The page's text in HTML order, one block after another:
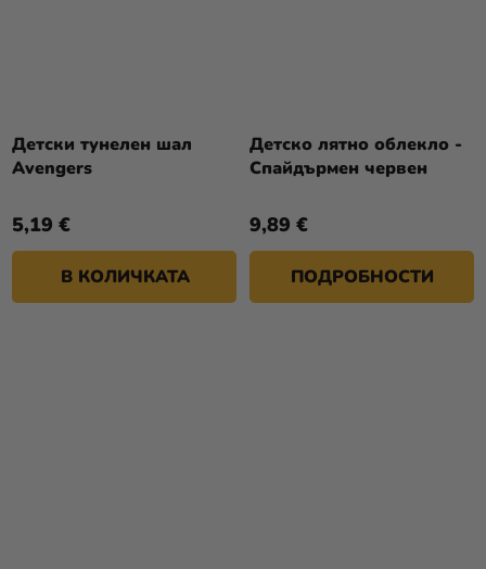
Детски тунелен шал
Avengers
5,19 €
В КОЛИЧКАТА
Детско лятно облекло -
Спайдърмен червен
9,89 €
ПОДРОБНОСТИ